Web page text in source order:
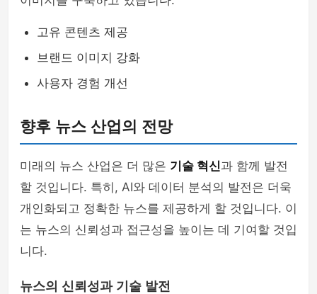
고유 콘텐츠 제공
브랜드 이미지 강화
사용자 경험 개선
향후 뉴스 산업의 전망
미래의 뉴스 산업은 더 많은 기술 혁신과 함께 발전
할 것입니다. 특히, AI와 데이터 분석의 발전은 더욱
개인화되고 정확한 뉴스를 제공하게 할 것입니다. 이
는 뉴스의 신뢰성과 접근성을 높이는 데 기여할 것입
니다.
뉴스의 신뢰성과 기술 발전